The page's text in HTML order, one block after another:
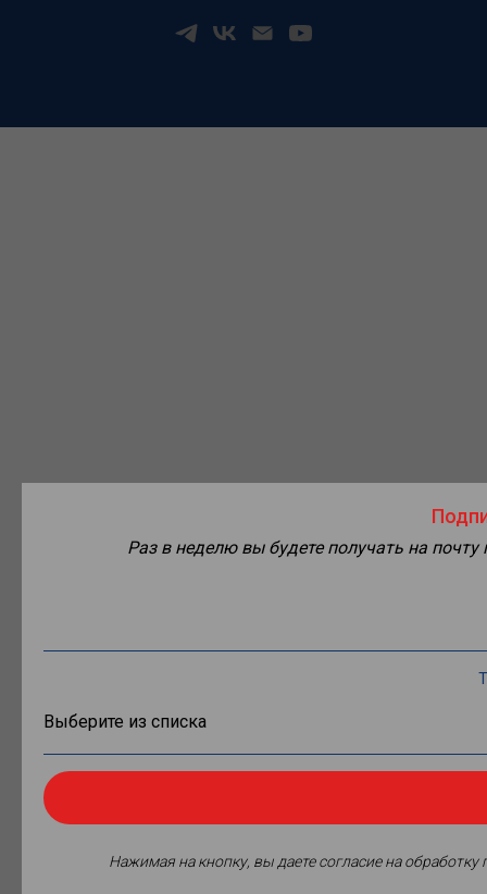
Раз в неделю вы будете получать на
Нажимая на кнопку, вы даете согласие на